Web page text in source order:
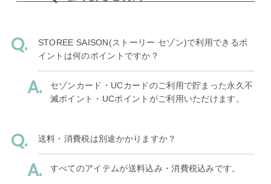
STOREE SAISON(ストーリー セゾン)で利用できるポ
イントは何のポイントですか？
セゾンカード・UCカードのご利用で貯まった永久不
滅ポイント・UCポイントがご利用いただけます。
送料・消費税は別途かかりますか？
すべてのアイテムが送料込み・消費税込みです。